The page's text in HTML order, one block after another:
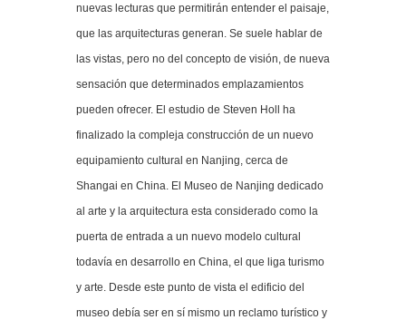
nuevas lecturas que permitirán entender el paisaje,
que las arquitecturas generan. Se suele hablar de
las vistas, pero no del concepto de visión, de nueva
sensación que determinados emplazamientos
pueden ofrecer. El estudio de Steven Holl ha
finalizado la compleja construcción de un nuevo
equipamiento cultural en Nanjing, cerca de
Shangai en China. El Museo de Nanjing dedicado
al arte y la arquitectura esta considerado como la
puerta de entrada a un nuevo modelo cultural
todavía en desarrollo en China, el que liga turismo
y arte. Desde este punto de vista el edificio del
museo debía ser en sí mismo un reclamo turístico y